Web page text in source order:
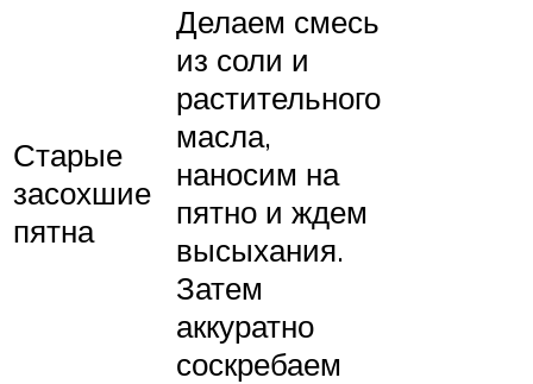
Старые
засохшие
пятна
Делаем смесь
из соли и
растительного
масла,
наносим на
пятно и ждем
высыхания.
Затем
аккуратно
соскребаем